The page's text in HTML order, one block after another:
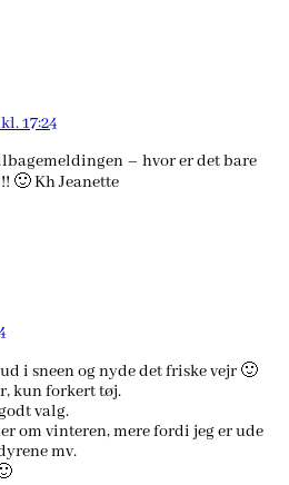
17:24
– hvor er det bare
🙂 Kh Jeanette
i sneen og nyde det friske vejr 🙂
kun forkert tøj.
valg.
om vinteren, mere fordi jeg er ude
mv.